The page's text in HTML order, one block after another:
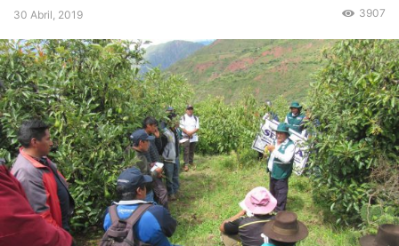
30 Abril, 2019 3907